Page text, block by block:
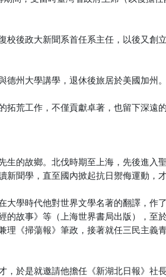
後政大新聞系首任系主任，以後又創
州大學講學，退休後旅居於美國加州。
荒工作，不僅貢獻卓著，也留下深遠的
的故鄉。北伐時期至上海，先後進入
聞學，直至國內掀起抗日禦侮運動，
學時代他對世界文學名著的翻譯，作
的故事》等（上海世界書局出版），至
《掃蕩報》筆政，接著就任三民主義
於是就邀請他擔任《新湖北日報》社